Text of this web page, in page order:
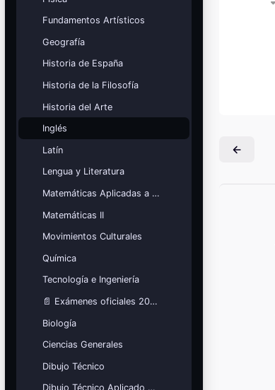
Ver calendario
Mis cursos
¡Nos GUSTA lo que hacemos y se
NOTA!
Bloques
Fundamentos Artísticos
Geografía
Historia de España
Historia de la Filosofía
Historia del Arte
Inglés
Latín
Lengua y Literatura
Matemáticas Aplicadas a las Ciencias Sociales
Matemáticas II
Movimientos Culturales
Química
Tecnología e Ingeniería
📄 Exámenes oficiales 2026
Biología
Ciencias Generales
Dibujo Técnico
Dibujo Técnico Aplicado a las Artes